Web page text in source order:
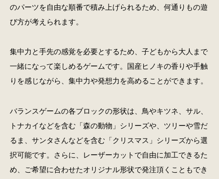
のパーツを自由な順番で積み上げられるため、何通りもの遊
び方が考えられます。
集中力と手先の感覚を必要とするため、子どもから大人まで
一緒になって楽しめるゲームです。国産ヒノキの香りや手触
りを感じながら、集中力や発想力を高めることができます。
バランスゲームの各ブロックの形状は、鳥やキツネ、サル、
トナカイなどを含む「森の動物」シリーズや、ツリーや雪だ
るま、サンタさんなどを含む「クリスマス」シリーズから選
択可能です。さらに、レーザーカットで自由に加工できるた
め、ご希望に合わせたオリジナル形状で発注頂くこともでき